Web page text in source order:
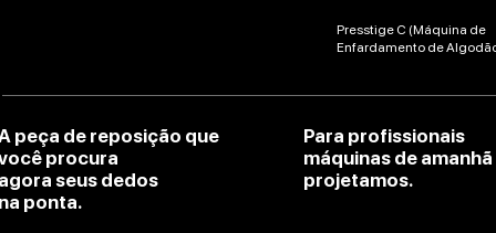
Presstige C (Máquina de
Enfardamento de
peça de reposição que
procura
seus dedos
ponta.
Para profissionais
máquinas de amanhã
projetamos.